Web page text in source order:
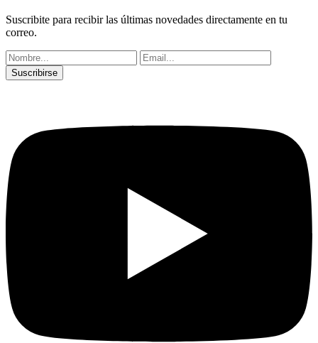
Suscribite para recibir las últimas novedades directamente en tu
correo.
Suscribirse